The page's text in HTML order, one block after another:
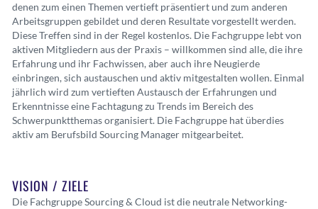
denen zum einen Themen vertieft präsentiert und zum anderen
Arbeitsgruppen gebildet und deren Resultate vorgestellt werden.
Diese Treffen sind in der Regel kostenlos. Die Fachgruppe lebt von
aktiven Mitgliedern aus der Praxis – willkommen sind alle, die ihre
Erfahrung und ihr Fachwissen, aber auch ihre Neugierde
einbringen, sich austauschen und aktiv mitgestalten wollen. Einmal
jährlich wird zum vertieften Austausch der Erfahrungen und
Erkenntnisse eine Fachtagung zu Trends im Bereich des
Schwerpunktthemas organisiert. Die Fachgruppe hat überdies
aktiv am Berufsbild Sourcing Manager mitgearbeitet.
VISION / ZIELE
Die Fachgruppe Sourcing & Cloud ist die neutrale Networking-